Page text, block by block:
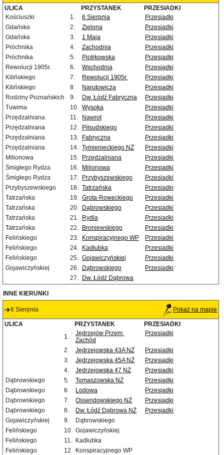
ULICA PRZYSTANEK
PRZESIADKI
Kościuszki
1. 6 Sierpnia
Przesiadki
Gdańska
2. Zielona
Przesiadki
Gdańska
3. 1 Maja
Przesiadki
Próchnika
4. Zachodnia
Przesiadki
Próchnika
5. Piotrkowska
Przesiadki
Rewolucji 1905r.
6. Wschodnia
Przesiadki
Kilińskiego
7. Rewolucji 1905r.
Przesiadki
Kilińskiego
8. Narutowicza
Przesiadki
Rodziny Poznańskich
9. Dw. Łódź Fabryczna
Przesiadki
Tuwima
10. Wysoka
Przesiadki
Przędzalniana
11. Nawrot
Przesiadki
Przędzalniana
12. Piłsudskiego
Przesiadki
Przędzalniana
13. Fabryczna
Przesiadki
Przędzalniana
14. Tymienieckiego NŻ
Przesiadki
Milionowa
15. Przędzalniana
Przesiadki
Śmigłego Rydza
16. Milionowa
Przesiadki
Śmigłego Rydza
17. Przybyszewskiego
Przesiadki
Przybyszewskiego
18. Tatrzańska
Przesiadki
Tatrzańska
19. Grota-Roweckiego
Przesiadki
Tatrzańska
20. Dąbrowskiego
Przesiadki
Tatrzańska
21. Rydla
Przesiadki
Tatrzańska
22. Broniewskiego
Przesiadki
Felińskiego
23. Konspiracyjnego WP
Przesiadki
Felińskiego
24. Kadłubka
Przesiadki
Felińskiego
25. Gojawiczyńskiej
Przesiadki
Gojawiczyńskiej
26. Dąbrowskiego
Przesiadki
27.
Dw. Łódź Dąbrowa
INNE KIERUNKI
6 Sierpnia Pokaż na mapie
ULICA PRZYSTANEK
PRZESIADKI
1.
Jędrzejów Przem.
Zachód
Przesiadki
2. Jędrzejowska 43A NŻ
Przesiadki
3.
Jędrzejowska 45A NŻ
Przesiadki
4.
Jędrzejowska 47 NŻ
Przesiadki
Dąbrowskiego
5. Tomaszowska NŻ
Przesiadki
Dąbrowskiego
6. Lodowa
Przesiadki
Dąbrowskiego
7. Ossendowskiego NŻ
Przesiadki
Dąbrowskiego
8. Dw. Łódź Dąbrowa NŻ
Przesiadki
Gojawiczyńskiej
9.
Dąbrowskiego
Felińskiego
10. Gojawiczyńskiej
Felińskiego
11.
Kadłubka
Felińskiego
12. Konspiracyjnego WP